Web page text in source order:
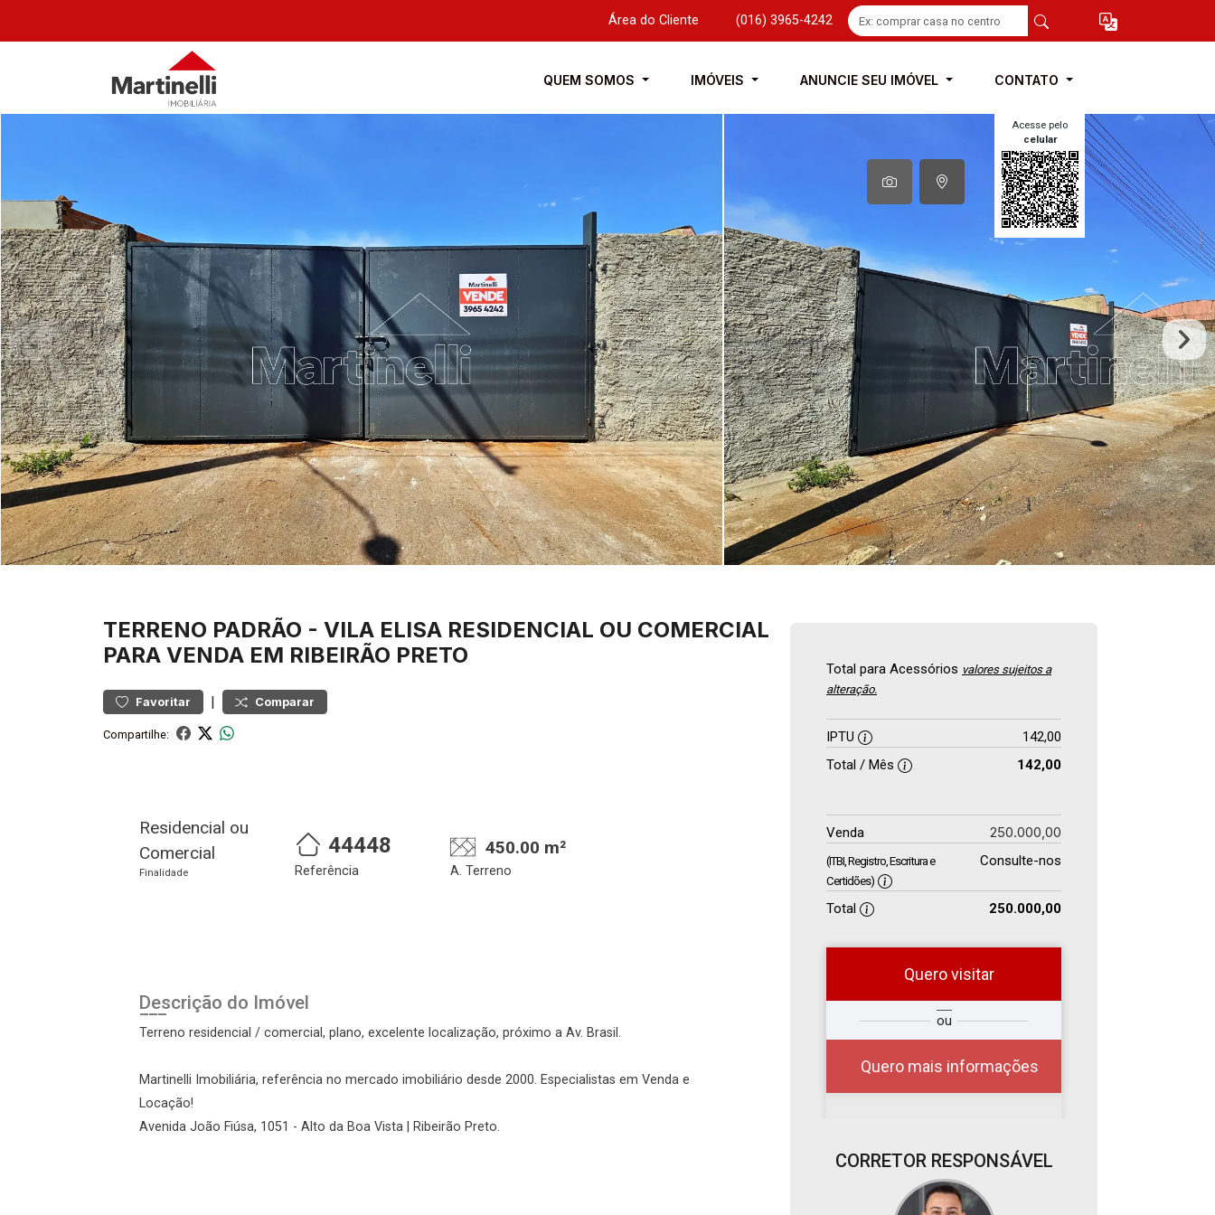
Área do Cliente (016) 3965-4242
QUEM SOMOS IMÓVEIS ANUNCIE SEU IMÓVEL CONTATO
Acesse pelo
celular
TERRENO PADRÃO - VILA ELISA RESIDENCIAL OU COMERCIAL
PARA VENDA EM RIBEIRÃO PRETO
Favoritar | Comparar
Compartilhe:
Residencial ou
Comercial
Finalidade
44448
Referência
450.00 m²
A. Terreno
Descrição do Imóvel
Terreno residencial / comercial, plano, excelente localização, próximo a Av. Brasil.
Martinelli Imobiliária, referência no mercado imobiliário desde 2000. Especialistas em Venda e
Locação!
Avenida João Fiúsa, 1051 - Alto da Boa Vista | Ribeirão Preto.
Total para Acessórios valores sujeitos a
alteração.
IPTU
142,00
Total / Mês
142,00
Venda 250.000,00
(ITBI, Registro, Escritura e
Certidões)
Consulte-nos
Total 250.000,00
Quero visitar
ou
Quero mais informações
Qual o melhor dia e
horário para você?
08
Aug/Sat
08:00
visita
08/08/2026
Realize o login
CORRETOR RESPONSÁVEL